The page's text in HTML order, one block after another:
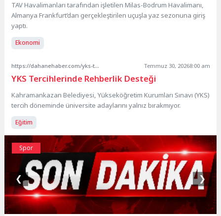
TAV Havalimanları tarafından işletilen Milas-Bodrum Havalimanı,
Almanya Frankfurt’dan gerçekleştirilen uçuşla yaz sezonuna giriş
yaptı.
Ekonomi
https://dahanehaber.com/yks-tercihlerinde-rehberlik-destegi/ Temmuz 30, 20268:00 am
YKS Tercihlerinde Rehberlik Desteği
Kahramankazan Belediyesi, Yükseköğretim Kurumları Sınavı (YKS)
tercih döneminde üniversite adaylarını yalnız bırakmıyor.
Eğitim
Spor
❮ ❯